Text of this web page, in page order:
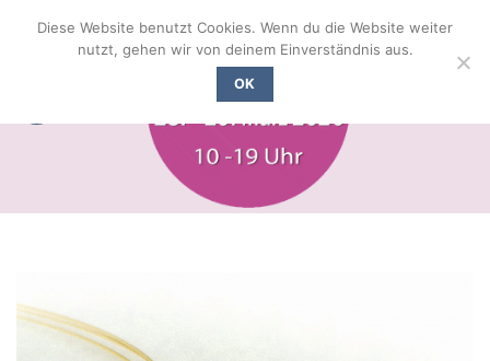
Inhalt
Diese Website benutzt Cookies. Wenn du die Website weiter
nutzt, gehen wir von deinem Einverständnis aus.
OK